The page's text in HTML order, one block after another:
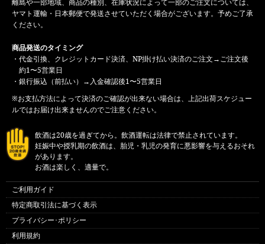
離島や一部地域、商品の種別、在庫状況によって一部のご注文については、
ヤマト運輸・日本郵便で発送させていただく場合がございます。予めご了承
ください。
商品発送のタイミング
・代金引換、クレジットカード決済、NP掛け払い決済のご注文→ご注文後
約1〜5営業日
・銀行振込（前払い）→入金確認後1〜5営業日
※お支払方法によって決済のご確認が出来ない場合は、上記出荷スケジュー
ルではお届け出来ませんのでご注意ください。
飲酒は20歳を過ぎてから。飲酒運転は法律で禁止されています。
妊娠中や授乳期の飲酒は、胎児・乳児の発育に悪影響を与えるおそれ
があります。
お酒は楽しく、適量で。
ご利用ガイド
特定商取引法に基づく表示
プライバシー･ポリシー
利用規約